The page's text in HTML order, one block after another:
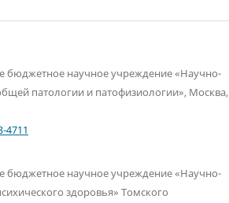
бюджетное научное учреждение «Научно-
патологии и патофизиологии», Москва,
4711
бюджетное научное учреждение «Научно-
здоровья» Томского